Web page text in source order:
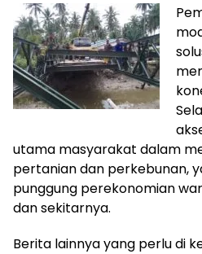
utama masyarakat dalam
pertanian dan perkebunan,
punggung perekonomian
dan sekitarnya.
Berita lainnya yang perlu di